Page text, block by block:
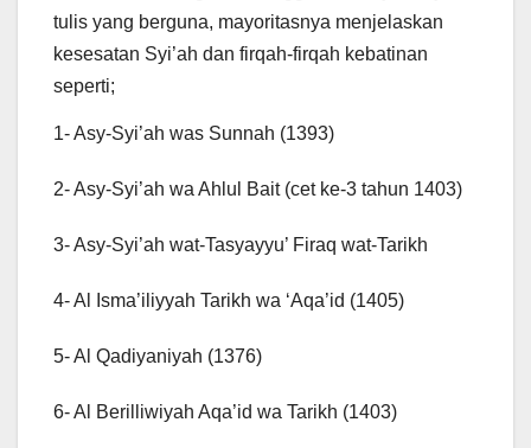
tulis yang berguna, mayoritasnya menjelaskan
kesesatan Syi’ah dan firqah-firqah kebatinan
seperti;
1- Asy-Syi’ah was Sunnah (1393)
2- Asy-Syi’ah wa Ahlul Bait (cet ke-3 tahun 1403)
3- Asy-Syi’ah wat-Tasyayyu’ Firaq wat-Tarikh
4- Al Isma’iliyyah Tarikh wa ‘Aqa’id (1405)
5- Al Qadiyaniyah (1376)
6- Al Berilliwiyah Aqa’id wa Tarikh (1403)